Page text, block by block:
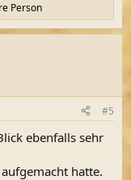
Person
#5
ebenfalls sehr
hatte.